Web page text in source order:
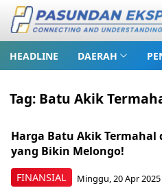
HEADLINE DAERAH
Tag: Batu Akik
FINANSIAL
Harga Batu Akik Termahal
yang Bikin Melongo!
Minggu, 20 Apr 2025